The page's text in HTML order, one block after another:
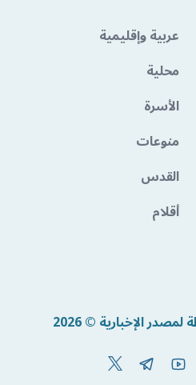
عربية وإقليمية
محلية
الأسرة
منوعات
القدس
أقلام
الإخبارية © 2026